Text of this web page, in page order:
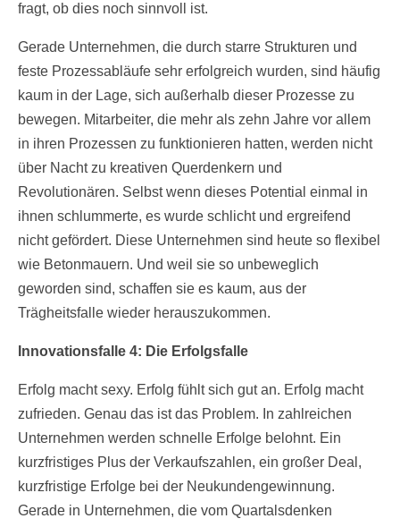
fragt, ob dies noch sinnvoll ist.
Gerade Unternehmen, die durch starre Strukturen und
feste Prozessabläufe sehr erfolgreich wurden, sind häufig
kaum in der Lage, sich außerhalb dieser Prozesse zu
bewegen. Mitarbeiter, die mehr als zehn Jahre vor allem
in ihren Prozessen zu funktionieren hatten, werden nicht
über Nacht zu kreativen Querdenkern und
Revolutionären. Selbst wenn dieses Potential einmal in
ihnen schlummerte, es wurde schlicht und ergreifend
nicht gefördert. Diese Unternehmen sind heute so flexibel
wie Betonmauern. Und weil sie so unbeweglich
geworden sind, schaffen sie es kaum, aus der
Trägheitsfalle wieder herauszukommen.
Innovationsfalle 4: Die Erfolgsfalle
Erfolg macht sexy. Erfolg fühlt sich gut an. Erfolg macht
zufrieden. Genau das ist das Problem. In zahlreichen
Unternehmen werden schnelle Erfolge belohnt. Ein
kurzfristiges Plus der Verkaufszahlen, ein großer Deal,
kurzfristige Erfolge bei der Neukundengewinnung.
Gerade in Unternehmen, die vom Quartalsdenken